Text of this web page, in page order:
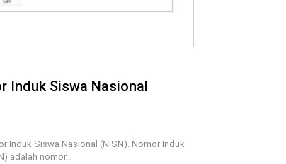
Induk Siswa Nasional
Induk Siswa Nasional (NISN). Nomor Induk
adalah nomor…